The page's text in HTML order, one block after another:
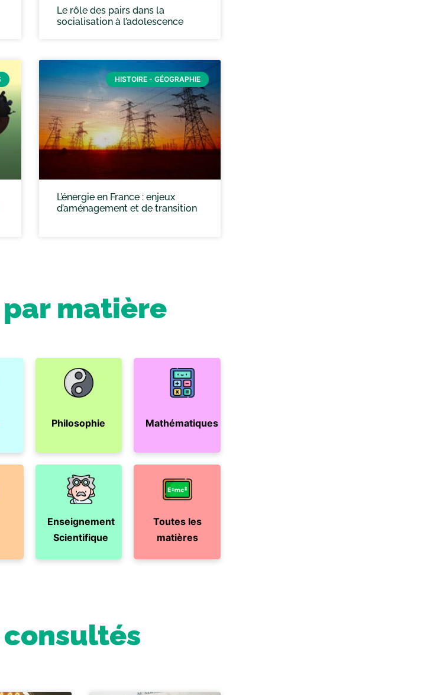
Le rôle des pairs dans la
socialisation à l’adolescence
HISTOIRE - GÉOGRAPHIE
L’énergie en France : enjeux
d’aménagement et de transition
matière
Philosophie Mathématiques
Enseignement
Scientifique
Toutes les
matières